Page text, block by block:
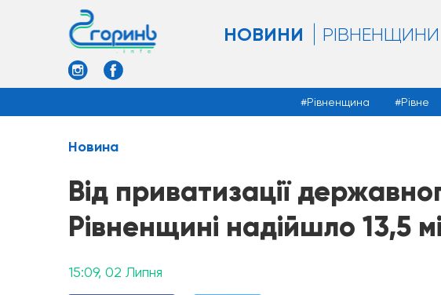
НОВИНИ РІВНЕНЩИНИ
Рівненщина Рівне
Новина
Від приватизації
Рівненщині надійшло 13,5
15:09, 02 Липня